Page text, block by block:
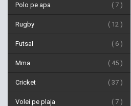
Polo pe apa 7
Rugby 12
Futsal 6
Mma 45
Cricket 37
Volei pe plaja 7